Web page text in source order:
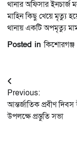
থানার অফিসার
মাহিন কিছু খেয়ে মৃত্যু
থানায় একটি অপমৃত্যু
Posted inকিশোরগঞ্জ
Post
navigation
Previous:
আন্তর্জাতিক প্রবীণ
উপলক্ষে প্রস্তুতি সভা